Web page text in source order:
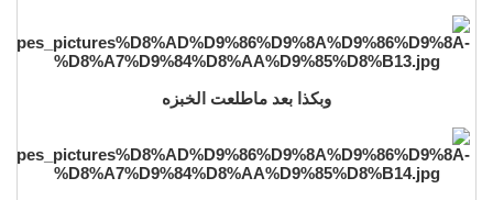
وبكذا بعد ماطلعت الخبزه